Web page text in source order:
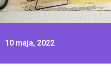
10 maja, 2022